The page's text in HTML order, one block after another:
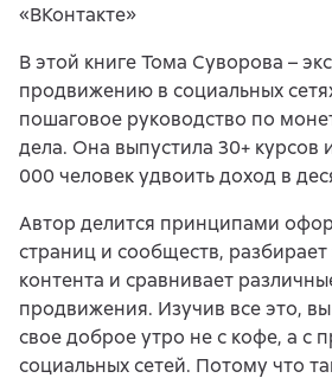
«ВКонтакте»
В этой книге Тома Суворова –
продвижению в социальных
пошаговое руководство по
дела. Она выпустила 30+ курсов
000 человек удвоить доход в
Автор делится принципами
страниц и сообществ,
контента и сравнивает
продвижения. Изучив все это,
свое доброе утро не с кофе, а с
социальных сетей. Потому что